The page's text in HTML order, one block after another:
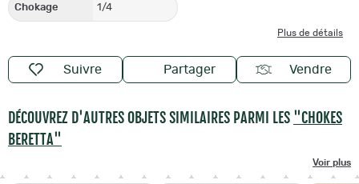
Chokage 1/4
Plus de détails
Suivre Partager Vendre
DÉCOUVREZ D'AUTRES OBJETS SIMILAIRES PARMI LES "CHOKES
BERETTA"
Voir plus